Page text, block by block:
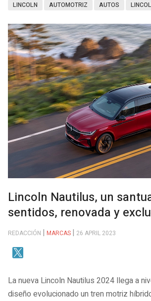
LINCOLN AUTOMOTRIZ AUTOS
Lincoln Nautilus, un
sentidos, renovada y
REDACCIÓN MARCAS 26 APRIL 2023
La nueva Lincoln Nautilus 2024 llega a
diseño evolucionado un tren motriz